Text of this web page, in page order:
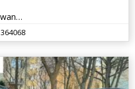
Opel Vectra 1,9 Diesel Podgrzewane fotele Zamiana
364068